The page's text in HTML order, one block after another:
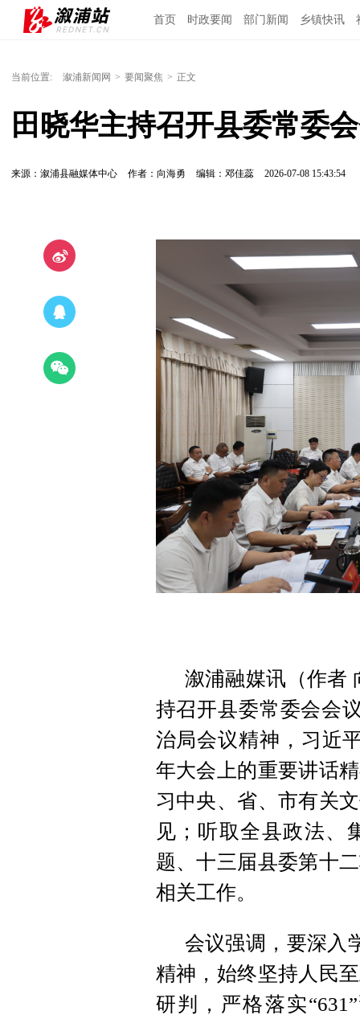
首页 时政要闻 部门新闻 乡镇快讯
当前位置: 溆浦新闻网 > 要闻聚焦 > 正文
田晓华主持召开县委常委
来源：溆浦县融媒体中心 作者：向海勇 编辑：邓佳蕊 2026-07-08 15:43:54
溆浦融媒讯（作者
持召开县委常委会会
治局会议精神，习近
年大会上的重要讲话
习中央、省、市有关
见；听取全县政法、
题、十三届县委第十
相关工作。
会议强调，要深入
精神，始终坚持人民
研判，严格落实